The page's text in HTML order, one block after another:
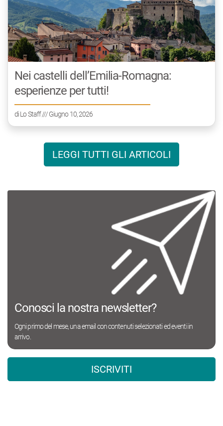
Nei castelli dell’Emilia-Romagna:
esperienze per tutti!
diLo Staff/// Giugno 10, 2026
LEGGI TUTTI GLI ARTICOLI
Conosci la nostra newsletter?
Ogni primo del mese, una email con contenuti selezionati ed eventi in
arrivo.
ISCRIVITI